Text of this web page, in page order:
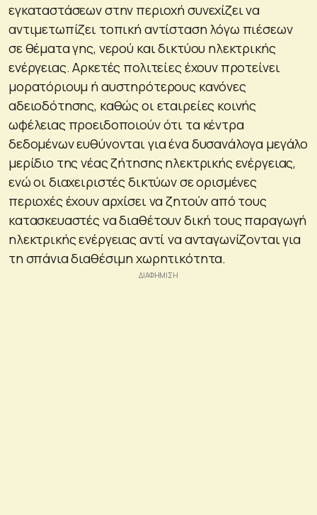
εγκαταστάσεων στην περιοχή συνεχίζει να
αντιμετωπίζει τοπική αντίσταση λόγω πιέσεων
σε θέματα γης, νερού και δικτύου ηλεκτρικής
ενέργειας. Αρκετές πολιτείες έχουν προτείνει
μορατόριουμ ή αυστηρότερους κανόνες
αδειοδότησης, καθώς οι εταιρείες κοινής
ωφέλειας προειδοποιούν ότι τα κέντρα
δεδομένων ευθύνονται για ένα δυσανάλογα μεγάλο
μερίδιο της νέας ζήτησης ηλεκτρικής ενέργειας,
ενώ οι διαχειριστές δικτύων σε ορισμένες
περιοχές έχουν αρχίσει να ζητούν από τους
κατασκευαστές να διαθέτουν δική τους παραγωγή
ηλεκτρικής ενέργειας αντί να ανταγωνίζονται για
τη σπάνια διαθέσιμη χωρητικότητα.